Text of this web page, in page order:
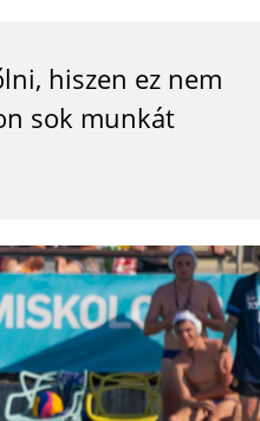
hiszen ez nem
sok munkát